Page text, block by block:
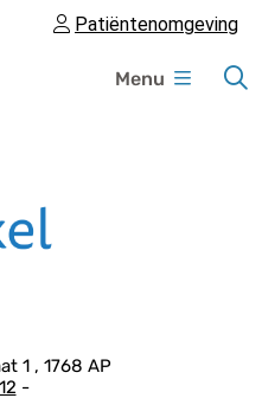
Patiëntenomgeving
Menu
1
1768 AP